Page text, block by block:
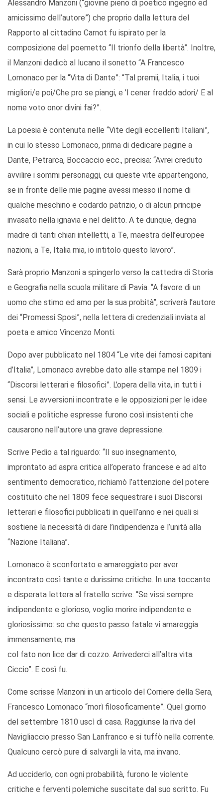
Alessandro Manzoni (“giovine pieno di poetico ingegno ed
amicissimo dell’autore”) che proprio dalla lettura del
Rapporto al cittadino Carnot fu ispirato per la
composizione del poemetto “Il trionfo della libertà”. Inoltre,
il Manzoni dedicò al lucano il sonetto “A Francesco
Lomonaco per la “Vita di Dante”: “Tal premii, Italia, i tuoi
migliori/e poi/Che pro se piangi, e ’l cener freddo adori/ E al
nome voto onor divini fai?”.
La poesia è contenuta nelle “Vite degli eccellenti Italiani”,
in cui lo stesso Lomonaco, prima di dedicare pagine a
Dante, Petrarca, Boccaccio ecc., precisa: “Avrei creduto
avvilire i sommi personaggi, cui queste vite appartengono,
se in fronte delle mie pagine avessi messo il nome di
qualche meschino e codardo patrizio, o di alcun principe
invasato nella ignavia e nel delitto. A te dunque, degna
madre di tanti chiari intelletti, a Te, maestra dell’europee
nazioni, a Te, Italia mia, io intitolo questo lavoro”.
Sarà proprio Manzoni a spingerlo verso la cattedra di Storia
e Geografia nella scuola militare di Pavia. “A favore di un
uomo che stimo ed amo per la sua probità”, scriverà l’autore
dei “Promessi Sposi”, nella lettera di credenziali inviata al
poeta e amico Vincenzo Monti.
Dopo aver pubblicato nel 1804 “Le vite dei famosi capitani
d’Italia”, Lomonaco avrebbe dato alle stampe nel 1809 i
“Discorsi letterari e filosofici”. L’opera della vita, in tutti i
sensi. Le avversioni incontrate e le opposizioni per le idee
sociali e politiche espresse furono così insistenti che
causarono nell’autore una grave depressione.
Scrive Pedio a tal riguardo: “Il suo insegnamento,
improntato ad aspra critica all’operato francese e ad alto
sentimento democratico, richiamò l’attenzione del potere
costituito che nel 1809 fece sequestrare i suoi Discorsi
letterari e filosofici pubblicati in quell’anno e nei quali si
sostiene la necessità di dare l’indipendenza e l’unità alla
“Nazione Italiana”.
Lomonaco è sconfortato e amareggiato per aver
incontrato così tante e durissime critiche. In una toccante
e disperata lettera al fratello scrive: “Se vissi sempre
indipendente e glorioso, voglio morire indipendente e
gloriosissimo: so che questo passo fatale vi amareggia
immensamente; ma
col fato non lice dar di cozzo. Arrivederci all’altra vita.
Ciccio”. E così fu.
Come scrisse Manzoni in un articolo del Corriere della Sera,
Francesco Lomonaco “morì filosoficamente”. Quel giorno
del settembre 1810 uscì di casa. Raggiunse la riva del
Navigliaccio presso San Lanfranco e si tuffò nella corrente.
Qualcuno cercò pure di salvargli la vita, ma invano.
Ad ucciderlo, con ogni probabilità, furono le violente
critiche e ferventi polemiche suscitate dal suo scritto. Fu